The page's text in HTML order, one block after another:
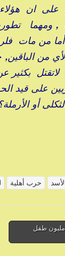
على ان
تطورت
من مات
من
بكثير
على قيد
أو الأرملة؟
حرب أهلية
الشبكة السورية لحقوق الانسان في يوم الطفل , 4.7 مليون طفل